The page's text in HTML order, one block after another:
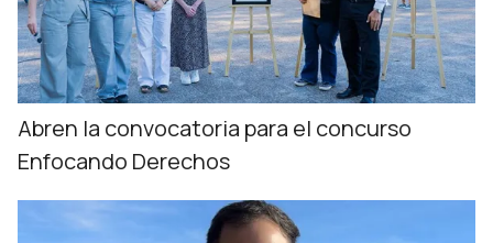
Abren la convocatoria para el concurso
Enfocando Derechos